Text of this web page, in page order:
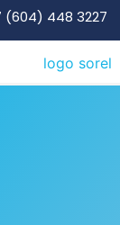
448 3227